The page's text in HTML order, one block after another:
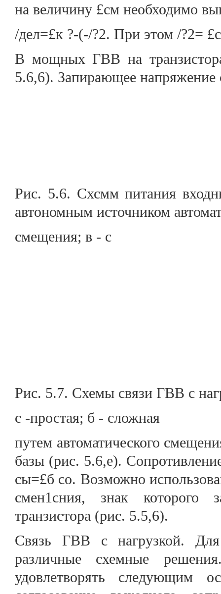
на величину £см необходимо
/дел=£к ?-(-/?2. При этом /?2=
В мощных ГВВ на
5.6,6). Запирающее напряжение
Рис. 5.6. Схсмм питания
автономным источником
смещения; в - с
Рис. 5.7. Схемы связи ГВВ с
с -простая; б - сложная
путем автоматического
базы (рис. 5.6,е).
сы=£б со. Возможно
смен1сния, знак которого
транзистора (рис. 5.5,6).
Связь ГВВ с нагрузкой.
различные схемные
удовлетворять следующим